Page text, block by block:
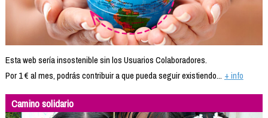
Esta web sería insostenible sin los Usuarios Colaboradores.
Por 1 € al mes, podrás contribuir a que pueda seguir existiendo... + info
Camino solidario